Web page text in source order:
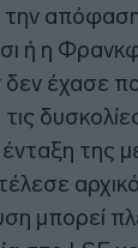
ή η
έχασε
ένταξη της
μπορεί